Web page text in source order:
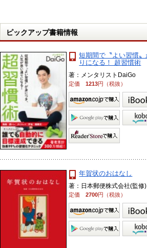
ピックアップ書籍情報
短期間で〝よい習慣
りになる！ 超習慣術
著：メンタリストDaiGo
定価1213円（税抜）
年賀状のおはなし
著：日本郵便株式会社(監修)
定価2700円（税抜）